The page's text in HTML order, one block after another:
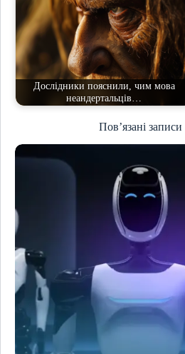
Дослідники пояснили, чим мова
неандертальців…
Пов’язані записи